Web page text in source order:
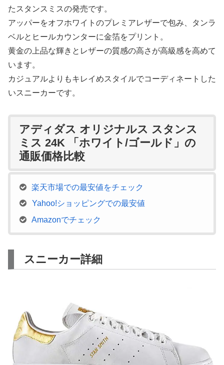
たスタンスミスの発売です。
アッパーをオフホワイトのプレミアレザーで包み、タンラ
ベルとヒールカウンターに金箔をプリント。
黄金の上品な輝きとレザーの質感の高さが高級感を高めて
います。
カジュアルよりもキレイめスタイルでコーディネートした
いスニーカーです。
アディダス オリジナルス スタンス
ミス 24K 「ホワイト/ゴールド」の
通販価格比較
楽天市場での最安値をチェック
Yahoo!ショッピングでの最安値
Amazonでチェック
スニーカー詳細